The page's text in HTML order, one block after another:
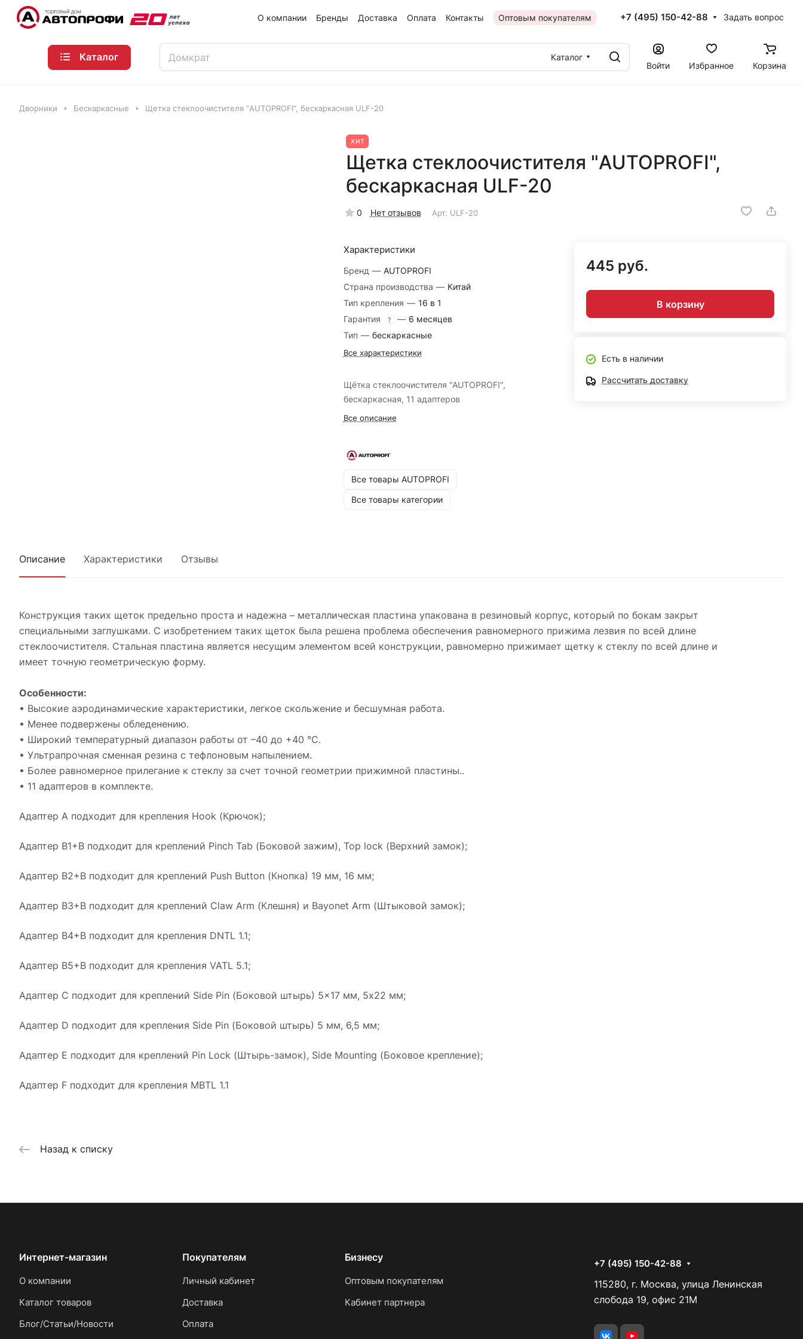
О компании Бренды Доставка Оплата Контакты Оптовым покупателям +7 (495) 150-42-88 Задать вопрос
Каталог
Каталог
Войти
Избранное Корзина
Дворники Бескаркасные Щетка стеклоочистителя "AUTOPROFI", бескаркасная ULF-20
ХИТ
Щетка стеклоочистителя "AUTOPROFI",
бескаркасная ULF-20
0 Нет отзывов Арт. ULF-20
Характеристики
Бренд — AUTOPROFI
Страна производства — Китай
Тип крепления — 16 в 1
Гарантия
? — 6 месяцев
Тип — бескаркасные
Все характеристики
Щётка стеклоочистителя "AUTOPROFI",
бескаркасная, 11 адаптеров
Все описание
Все товары AUTOPROFI
Все товары категории
445 руб.
В корзину
Есть в наличии
Рассчитать доставку
Описание Характеристики Отзывы
Конструкция таких щеток предельно проста и надежна – металлическая пластина упакована в резиновый корпус, который по бокам закрыт
специальными заглушками. С изобретением таких щеток была решена проблема обеспечения равномерного прижима лезвия по всей длине
стеклоочистителя. Стальная пластина является несущим элементом всей конструкции, равномерно прижимает щетку к стеклу по всей длине и
имеет точную геометрическую форму.
Особенности:
• Высокие аэродинамические характеристики, легкое скольжение и бесшумная работа.
• Менее подвержены обледенению.
• Широкий температурный диапазон работы от –40 до +40 °С.
• Ультрапрочная сменная резина с тефлоновым напылением.
• Более равномерное прилегание к стеклу за счет точной геометрии прижимной пластины..
• 11 адаптеров в комплекте.
Адаптер A подходит для крепления Hook (Крючок);
Адаптер B1+B подходит для креплений Pinch Tab (Боковой зажим), Top lock (Верхний замок);
Адаптер B2+B подходит для креплений Push Button (Кнопка) 19 мм, 16 мм;
Адаптер B3+B подходит для креплений Claw Arm (Клешня) и Bayonet Arm (Штыковой замок);
Адаптер B4+B подходит для крепления DNTL 1.1;
Адаптер B5+B подходит для крепления VATL 5.1;
Адаптер C подходит для креплений Side Pin (Боковой штырь) 5x17 мм, 5x22 мм;
Адаптер D подходит для крепления Side Pin (Боковой штырь) 5 мм, 6,5 мм;
Адаптер E подходит для креплений Pin Lock (Штырь-замок), Side Mounting (Боковое крепление);
Адаптер F подходит для крепления MBTL 1.1
Назад к списку
Интернет-магазин
О компании
Каталог товаров
Блог/Статьи/Новости
Покупателям
Личный кабинет
Доставка
Оплата
Бизнесу
Оптовым покупателям
Кабинет партнера
+7 (495) 150-42-88
115280, г. Москва, улица Ленинская
слобода 19, офис 21М